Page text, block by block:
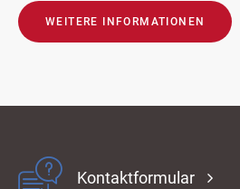
WEITERE INFORMATIONEN
Kontaktformular